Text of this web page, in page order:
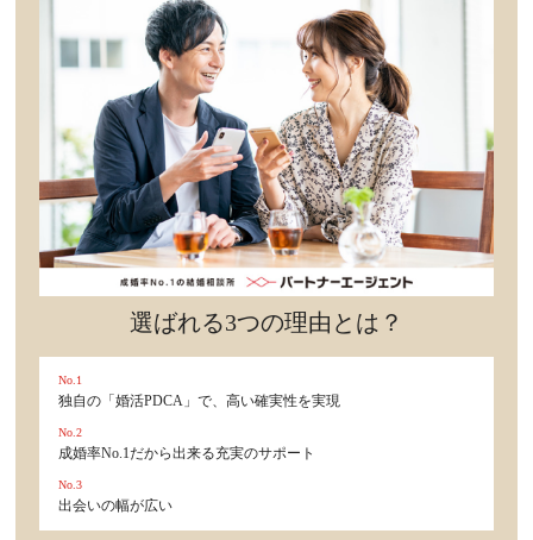
心の処方箋
カルチャー・トレンド・芸能
驚き
選ばれる3つの理由とは？
No.1
独自の「婚活PDCA」で、高い確実性を実現
No.2
成婚率No.1だから出来る充実のサポート
No.3
出会いの幅が広い